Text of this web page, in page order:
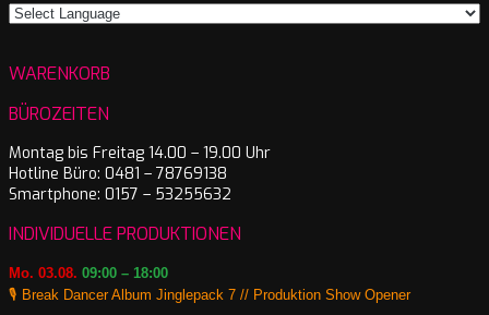
WARENKORB
BÜROZEITEN
Montag bis Freitag 14.00 – 19.00 Uhr
Hotline Büro: 0481 – 78769138
Smartphone: 0157 – 53255632
INDIVIDUELLE PRODUKTIONEN
Mo. 03.08. 09:00 – 18:00
🎙️ Break Dancer Album Jinglepack 7 // Produktion Show Opener